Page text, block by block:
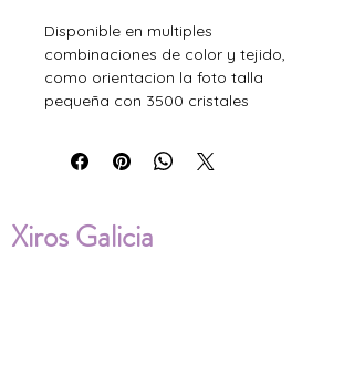
Disponible en multiples
combinaciones de color y tejido,
como orientacion la foto talla
pequeña con 3500 cristales
Xiros Galicia